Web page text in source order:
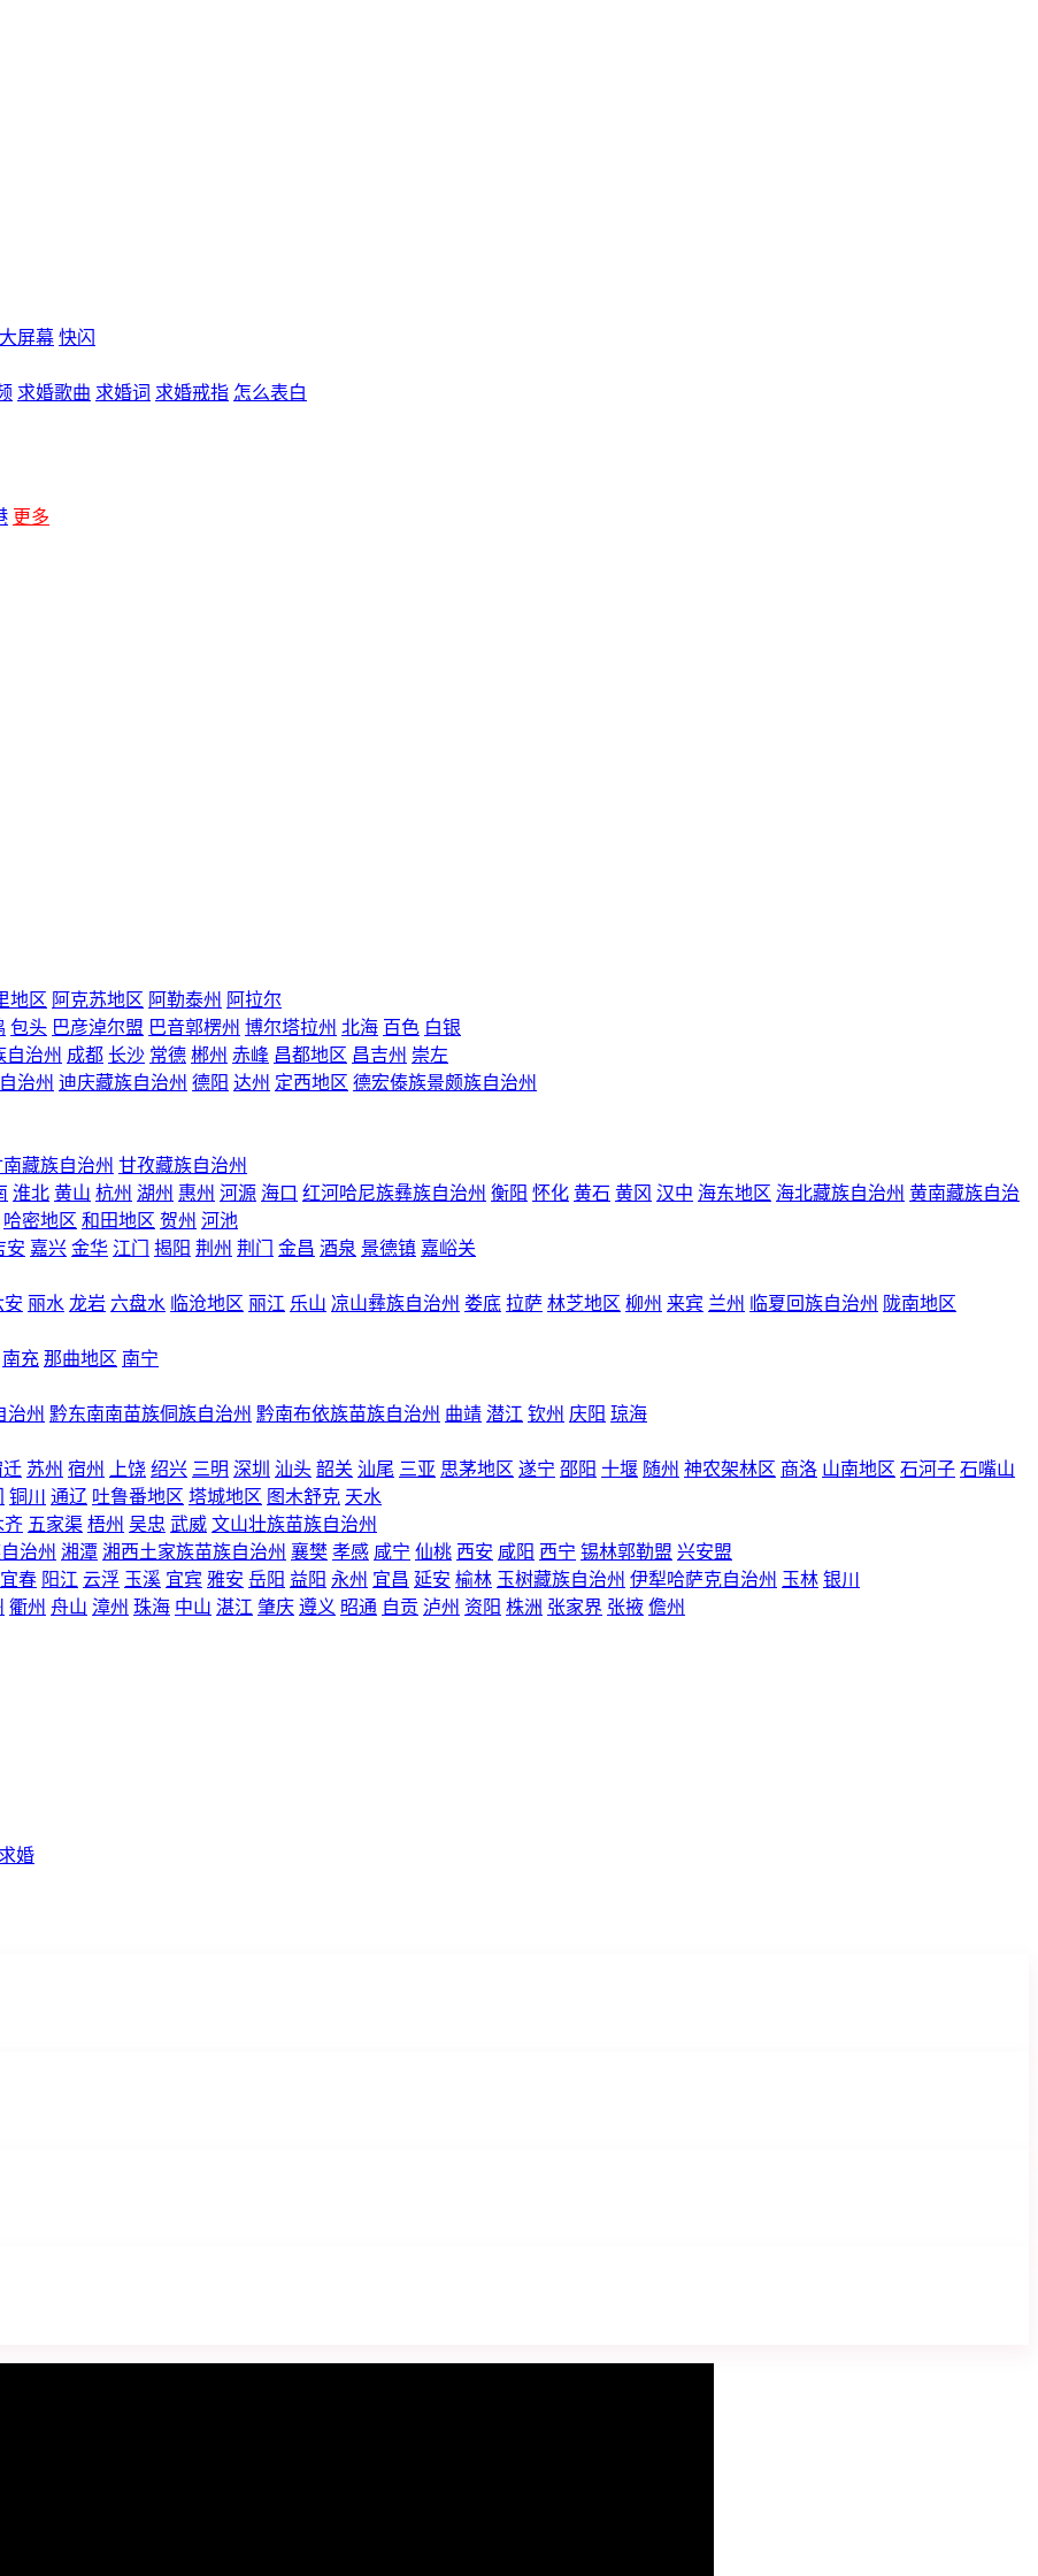
大屏幕 快闪
求婚歌曲 求婚词 求婚戒指 怎么表白
更多
地区 阿克苏地区 阿勒泰州 阿拉尔
包头 巴彦淖尔盟 巴音郭楞州 博尔塔拉州 北海 百色 白银
自治州 成都 长沙 常德 郴州 赤峰 昌都地区 昌吉州 崇左
治州 迪庆藏族自治州 德阳 达州 定西地区 德宏傣族景颇族自治州
藏族自治州 甘孜藏族自治州
淮北 黄山 杭州 湖州 惠州 河源 海口 红河哈尼族彝族自治州 衡阳 怀化 黄石 黄冈 汉中 海东地区 海北藏族自治州 黄南藏族自治
哈密地区 和田地区 贺州 河池
安 嘉兴 金华 江门 揭阳 荆州 荆门 金昌 酒泉 景德镇 嘉峪关
安 丽水 龙岩 六盘水 临沧地区 丽江 乐山 凉山彝族自治州 娄底 拉萨 林芝地区 柳州 来宾 兰州 临夏回族自治州 陇南地区
南充 那曲地区 南宁
治州 黔东南南苗族侗族自治州 黔南布依族苗族自治州 曲靖 潜江 钦州 庆阳 琼海
迁 苏州 宿州 上饶 绍兴 三明 深圳 汕头 韶关 汕尾 三亚 思茅地区 遂宁 邵阳 十堰 随州 神农架林区 商洛 山南地区 石河子 石嘴山
铜川 通辽 吐鲁番地区 塔城地区 图木舒克 天水
齐 五家渠 梧州 吴忠 武威 文山壮族苗族自治州
治州 湘潭 湘西土家族苗族自治州 襄樊 孝感 咸宁 仙桃 西安 咸阳 西宁 锡林郭勒盟 兴安盟
宜春 阳江 云浮 玉溪 宜宾 雅安 岳阳 益阳 永州 宜昌 延安 榆林 玉树藏族自治州 伊犁哈萨克自治州 玉林 银川
衢州 舟山 漳州 珠海 中山 湛江 肇庆 遵义 昭通 自贡 泸州 资阳 株洲 张家界 张掖 儋州
婚